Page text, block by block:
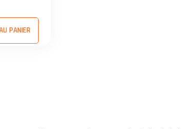
PANIER